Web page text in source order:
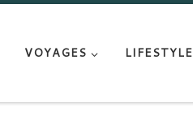
VOYAGES LIFESTYLE